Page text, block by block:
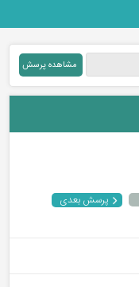
پرسش بعدی